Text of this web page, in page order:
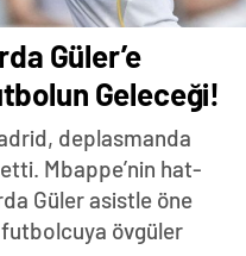
Güler’e
Geleceği!
deplasmanda
Mbappe’nin hat-
Güler asistle öne
futbolcuya övgüler